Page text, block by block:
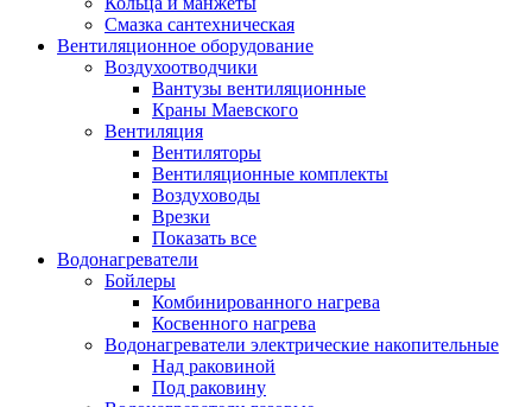
Смазка сантехническая
Вентиляционное оборудование
Воздухоотводчики
Вантузы вентиляционные
Краны Маевского
Вентиляция
Вентиляторы
Вентиляционные комплекты
Воздуховоды
Врезки
Показать все
Водонагреватели
Бойлеры
Комбинированного нагрева
Косвенного нагрева
Водонагреватели электрические накопительные
Над раковиной
Под раковину